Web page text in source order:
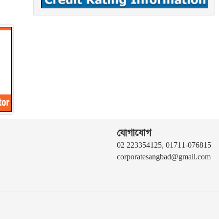
যোগাযোগ
02 223354125, 01711-076815
corporatesangbad@gmail.com